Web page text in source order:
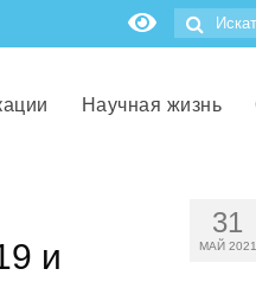
Научная жизнь
31
МАЙ 2021
и